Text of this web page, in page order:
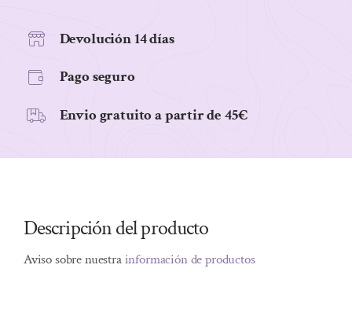
Y
DE
425G
Devolución 14 días
Pago seguro
Envio gratuito a partir de 45€
Descripción del producto
Aviso sobre nuestrainformación de productos